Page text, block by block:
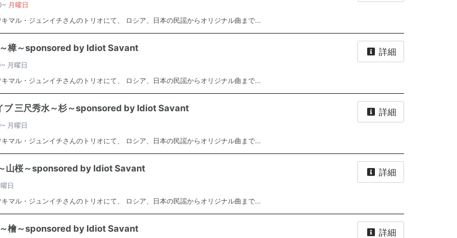
月曜日
マル・ジュンイチさんのトリオにて、 ロシア、日本の民謡からオリジナル曲まで...
～樟～sponsored by Idiot Savant
月曜日
マル・ジュンイチさんのトリオにて、 ロシア、日本の民謡からオリジナル曲まで...
詳細
ブ 三尺秀水～杉～sponsored by Idiot Savant
月曜日
マル・ジュンイチさんのトリオにて、 ロシア、日本の民謡からオリジナル曲まで...
詳細
山桜～sponsored by Idiot Savant
日
マル・ジュンイチさんのトリオにて、 ロシア、日本の民謡からオリジナル曲まで...
詳細
～檜～sponsored by Idiot Savant 詳細